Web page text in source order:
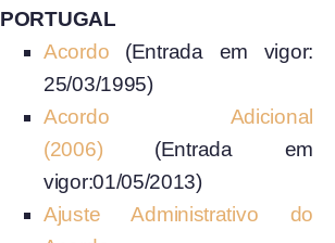
PORTUGAL
Acordo (Entrada em vigor:
25/03/1995)
Acordo Adicional
(2006) (Entrada em
vigor:01/05/2013)
Ajuste Administrativo do